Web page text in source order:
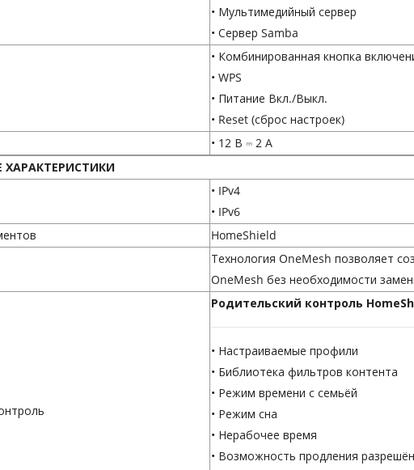
• Мультимедийный сервер
• Сервер Samba
• Комбинированная кнопка
• WPS
• Питание Вкл./Выкл.
• Reset (сброс настроек)
• 12 В ⎓ 2 А
• IPv4
• IPv6
HomeShield
Технология OneMesh позволяет
OneMesh без необходимости
Родительский контроль
• Настраиваемые профили
• Библиотека фильтров контента
• Режим времени с семьёй
• Режим сна
• Нерабочее время
• Возможность продления